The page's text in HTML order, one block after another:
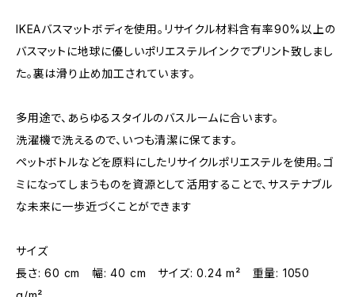
IKEAバスマットボディを使用。リサイクル材料含有率90%以上の
バスマットに地球に優しいポリエステルインクでプリント致しまし
た。裏は滑り止め加工されています。
多用途で、あらゆるスタイルのバスルームに合います。
洗濯機で洗えるので、いつも清潔に保てます。
ペットボトルなどを原料にしたリサイクルポリエステルを使用。ゴ
ミになってしまうものを資源として活用することで、サステナブル
な未来に一歩近づくことができます
サイズ
長さ: 60 cm 幅: 40 cm サイズ: 0.24 m² 重量: 1050